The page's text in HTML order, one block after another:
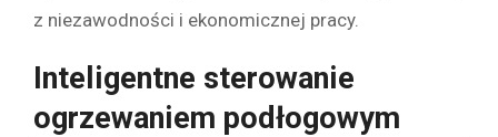
z niezawodności i ekonomicznej pracy.
Inteligentne sterowanie
ogrzewaniem podłogowym